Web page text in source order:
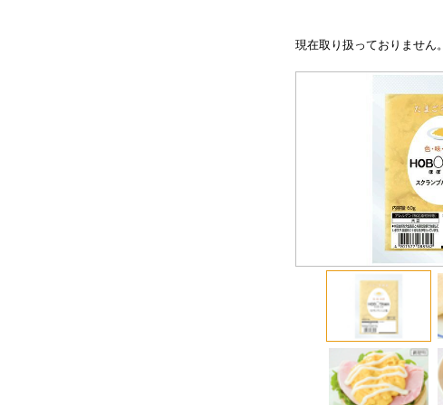
現在取り扱っておりません。